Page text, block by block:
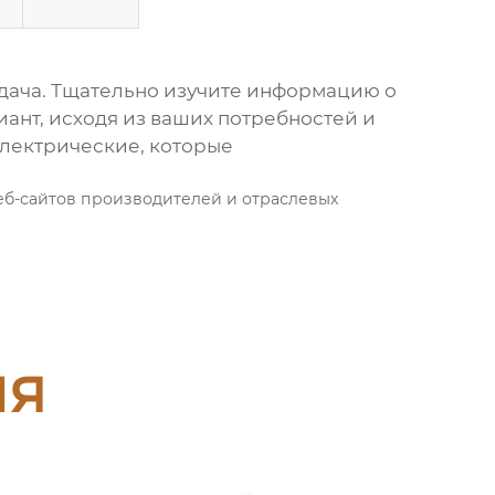
Тщательно изучите информацию о
исходя из ваших потребностей и
, которые
сайтов производителей и отраслевых